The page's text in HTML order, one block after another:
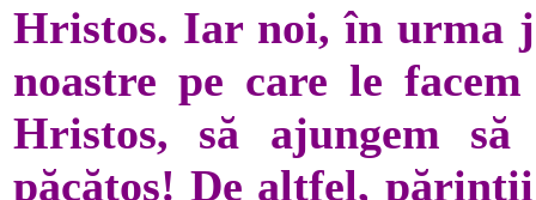
Hristos. Iar noi, în urma
noastre pe care le
Hristos, să ajungem
păcătos! De altfel,